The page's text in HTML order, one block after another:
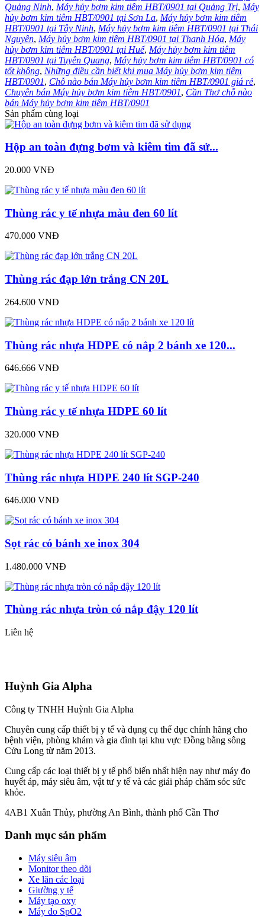
Quảng Ninh, Máy hủy bơm kim tiêm HBT/0901 tại Quảng Trị, Máy
hủy bơm kim tiêm HBT/0901 tại Sơn La, Máy hủy bơm kim tiêm
HBT/0901 tại Tây Ninh, Máy hủy bơm kim tiêm HBT/0901 tại Thái
Nguyên, Máy hủy bơm kim tiêm HBT/0901 tại Thanh Hóa, Máy
hủy bơm kim tiêm HBT/0901 tại Huế, Máy hủy bơm kim tiêm
HBT/0901 tại Tuyên Quang, Máy hủy bơm kim tiêm HBT/0901 có
tốt không, Những điều cần biết khi mua Máy hủy bơm kim tiêm
HBT/0901, Chỗ nào bán Máy hủy bơm kim tiêm HBT/0901 giá rẻ,
Chuyên bán Máy hủy bơm kim tiêm HBT/0901, Cần Thơ chỗ nào
bán Máy hủy bơm kim tiêm HBT/0901
Sản phẩm cùng loại
Hộp an toàn đựng bơm và kiêm tim đã sử...
20.000 VNĐ
Thùng rác y tế nhựa màu đen 60 lít
470.000 VNĐ
Thùng rác đạp lớn trắng CN 20L
264.600 VNĐ
Thùng rác nhựa HDPE có nắp 2 bánh xe 120...
646.666 VNĐ
Thùng rác y tế nhựa HDPE 60 lít
320.000 VNĐ
Thùng rác nhựa HDPE 240 lít SGP-240
646.000 VNĐ
Sọt rác có bánh xe inox 304
1.480.000 VNĐ
Thùng rác nhựa tròn có nắp đậy 120 lít
Liên hệ
Huỳnh Gia Alpha
Công ty TNHH Huỳnh Gia Alpha
Chuyên cung cấp thiết bị y tế và dụng cụ thể dục chính hãng cho
bệnh viện, phòng khám và gia đình tại khu vực Đồng bằng sông
Cửu Long từ năm 2013.
Cung cấp các loại thiết bị y tế phổ biến nhất hiện nay như máy đo
huyết áp, máy siêu âm, vật tư y tế và các giải pháp chăm sóc sức
khỏe.
4AB1 Xuân Thủy, phường An Bình, thành phố Cần Thơ
Danh mục sản phẩm
Máy siêu âm
Monitor theo dõi
Xe lăn các loại
Giường y tế
Máy tạo oxy
Máy đo SpO2